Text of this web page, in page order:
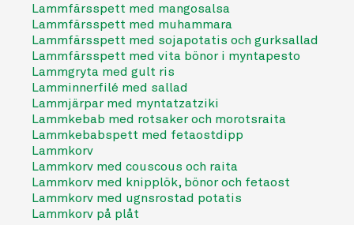
Lammfärsspett med mangosalsa
Lammfärsspett med muhammara
Lammfärsspett med sojapotatis och gurksallad
Lammfärsspett med vita bönor i myntapesto
Lammgryta med gult ris
Lamminnerfilé med sallad
Lammjärpar med myntatzatziki
Lammkebab med rotsaker och morotsraita
Lammkebabspett med fetaostdipp
Lammkorv
Lammkorv med couscous och raita
Lammkorv med knipplök, bönor och fetaost
Lammkorv med ugnsrostad potatis
Lammkorv på plåt